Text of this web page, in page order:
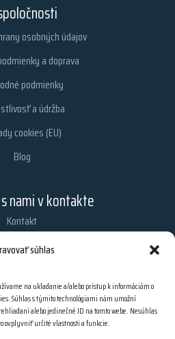
súhlas
na ukladanie a/alebo prístup k informáciám o
Súhlas s týmito technológiami nám umožní
alebo jedinečné ID na tomto webe. Nesúhlas
ovplyvniť určité vlastnosti a funkcie.
osobných údajov
a doprava
podmienky
a údržba
cookies (EU)
Blog
nami v kontakte
Kontakt
informácie z nášho obchodu?
SA